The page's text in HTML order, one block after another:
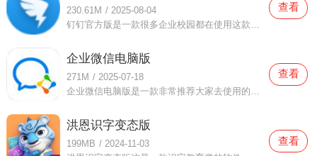
230.61M / 2025-08-04
查看
企业微信电脑版
271M / 2025-07-18
企业微信电脑版是一款非常推荐大家去使用的手机软件，企业微信电脑版可以在很多办公场景下使用，这里的办公工具非常丰富，随时都可以安装在手机上，并且还有超多办公功能可以让你免费使用的！企业员工都喜欢使用这款
查看
洪恩识字变态版
199MB / 2024-11-03
查看